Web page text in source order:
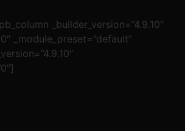
_builder_version=”4.9.10″
_module_preset=”default”